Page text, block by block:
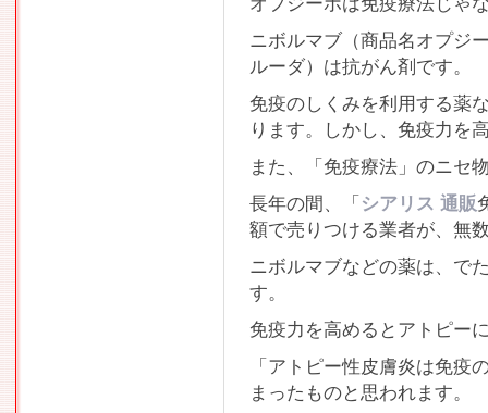
ニボルマブ（商品名オプジ
ルーダ）は抗がん剤です。
免疫のしくみを利用する薬
ります。しかし、免疫力を
また、「免疫療法」のニセ
長年の間、「 シアリス 通販
額で売りつける業者が、無
ニボルマブなどの薬は、で
す。
免疫力を高めるとアトピー
「アトピー性皮膚炎は免疫
まったものと思われます。